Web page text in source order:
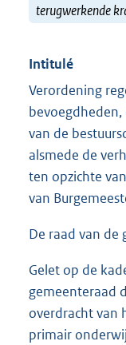
terugwerkende
Intitulé
Verordening
van de
alsmede de
ten opzichte
van
De raad van de
Gelet op de
gemeenteraad
overdracht van
primair